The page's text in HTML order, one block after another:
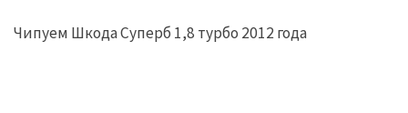
Чипуем Шкода Суперб 1,8 турбо 2012 года